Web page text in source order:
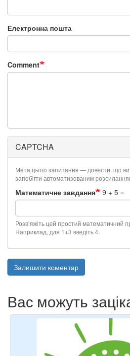
Електронна пошта
Comment
CAPTCHA
Мета цього запитання — довести, що ви
запобігти автоматизованим
Математичне завдання 9 + 5 =
Розв’яжіть цей простий математичний
Наприклад, для 1+3 введіть 4.
Залишити коментар
Вас можуть